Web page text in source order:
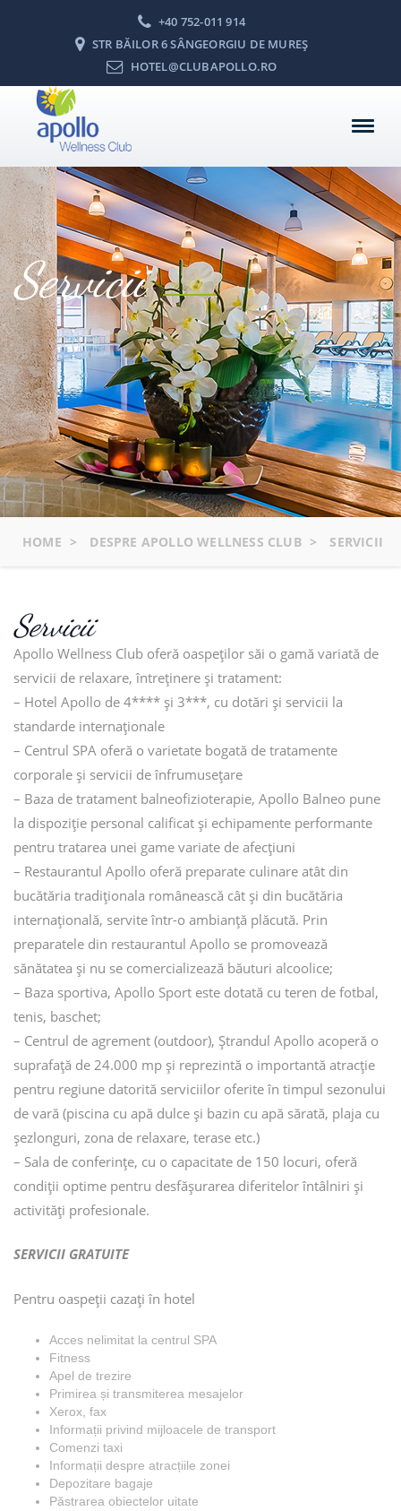
+40 752-011 914
STR BĂILOR 6 SÂNGEORGIU DE MUREŞ
HOTEL@CLUBAPOLLO.RO
Servicii
HOME > DESPRE APOLLO WELLNESS CLUB > SERVICII
Servicii
Apollo Wellness Club oferă oaspeţilor săi o gamă variată de
servicii de relaxare, întreţinere şi tratament:
– Hotel Apollo de 4**** şi 3***, cu dotări şi servicii la
standarde internaţionale
– Centrul SPA oferă o varietate bogată de tratamente
corporale şi servicii de înfrumuseţare
– Baza de tratament balneofizioterapie, Apollo Balneo pune
la dispoziţie personal calificat şi echipamente performante
pentru tratarea unei game variate de afecţiuni
– Restaurantul Apollo oferă preparate culinare atât din
bucătăria tradiţionala românească cât şi din bucătăria
internaţională, servite într-o ambianţă plăcută. Prin
preparatele din restaurantul Apollo se promovează
sănătatea şi nu se comercializează băuturi alcoolice;
– Baza sportiva, Apollo Sport este dotată cu teren de fotbal,
tenis, baschet;
– Centrul de agrement (outdoor), Ştrandul Apollo acoperă o
suprafaţă de 24.000 mp şi reprezintă o importantă atracţie
pentru regiune datorită serviciilor oferite în timpul sezonului
de vară (piscina cu apă dulce şi bazin cu apă sărată, plaja cu
şezlonguri, zona de relaxare, terase etc.)
– Sala de conferinţe, cu o capacitate de 150 locuri, oferă
condiţii optime pentru desfăşurarea diferitelor întâlniri şi
activităţi profesionale.
SERVICII GRATUITE
Pentru oaspeții cazați în hotel
Acces nelimitat la centrul SPA
Fitness
Apel de trezire
Primirea și transmiterea mesajelor
Xerox, fax
Informații privind mijloacele de transport
Comenzi taxi
Informații despre atracțiile zonei
Depozitare bagaje
Păstrarea obiectelor uitate